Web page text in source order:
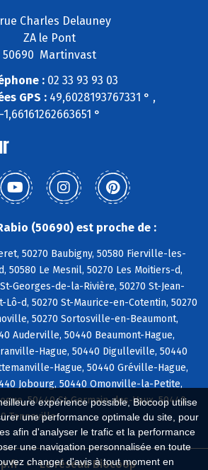
expérience possible, Biocoop utilise
une performance optimale du site, pour
afin d'analyser le trafic et la performance
une navigation personnalisée en toute
changer d'avis à tout moment en
Charles Delauney
ZA le Pont
50690 Martinvast
:02 33 93 93 03
GPS : 49,6028193767331 ° ,
-1,66161262663651 °
(50690) est proche de :
50270 Baubigny, 50580 Fierville-les-
50580 Le Mesnil, 50270 Les Moitiers-d,
Georges-de-la-Rivière, 50270 St-Jean-
Lô-d, 50270 St-Maurice-en-Cotentin, 50270
50270 Sortosville-en-Beaumont,
Auderville, 50440 Beaumont-Hague,
Hague, 50440 Digulleville, 50440
Hague, 50440 Gréville-Hague,
Jobourg, 50440 Omonville-la-Petite,
50440 St-Germain-des-Vaux, 50440
Tonneville
Le réseau Biocoop